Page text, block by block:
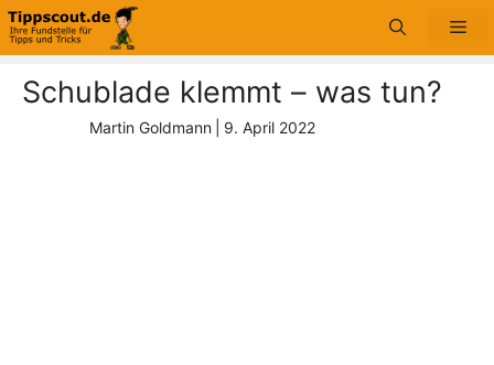
Zum
Inhalt
Schublade klemmt – was tun?
Martin Goldmann 9. April 2022